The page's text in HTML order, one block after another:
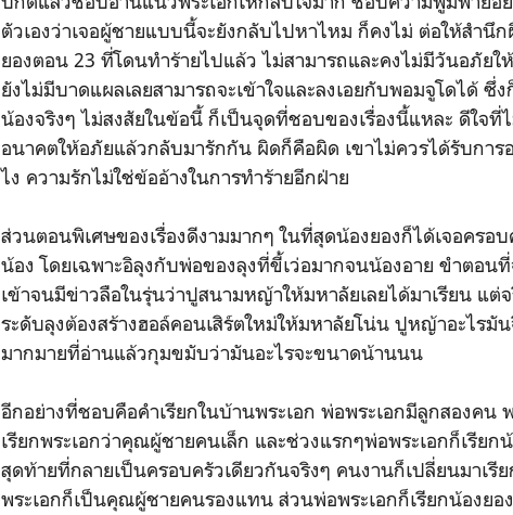
ตัวเองว่าเจอผู้ชายแบบนี้จะยังกลับไปหาไหม ก็คงไม่ ต่อให้สำนึ
ยองตอน 23 ที่โดนทำร้ายไปแล้ว ไม่สามารถและคงไม่มีวันอภัย
ยังไม่มีบาดแผลเลยสามารถจะเข้าใจและลงเอยกับพอมจูโดได้ ซึ่
น้องจริงๆ ไม่สงสัยในข้อนี้ ก็เป็นจุดที่ชอบของเรื่องนี้แหละ ดีใจที่
อนาคตให้อภัยแล้วกลับมารักกัน ผิดก็คือผิด เขาไม่ควรได้รับการ
ไง ความรักไม่ใช่ข้ออ้างในการทำร้ายอีกฝ่าย
ส่วนตอนพิเศษของเรื่องดีงามมากๆ ในที่สุดน้องยองก็ได้เจอครอ
น้อง โดยเฉพาะอิลุงกับพ่อของลุงที่ขี้เว่อมากจนน้องอาย ขำตอน
เข้าจนมีข่าวลือในรุ่นว่าปูสนามหญ้าให้มหาลัยเลยได้มาเรียน แต่
ระดับลุงต้องสร้างฮอล์คอนเสิร์ตใหม่ให้มหาลัยโน่น ปูหญ้าอะไรมั
มากมายที่อ่านแล้วกุมขมับว่ามันอะไรจะขนาดน้านนน
อีกอย่างที่ชอบคือคำเรียกในบ้านพระเอก พ่อพระเอกมีลูกสองคน
เรียกพระเอกว่าคุณผู้ชายคนเล็ก และช่วงแรกๆพ่อพระเอกก็เรีย
สุดท้ายที่กลายเป็นครอบครัวเดียวกันจริงๆ คนงานก็เปลี่ยนมาเ
พระเอกก็เป็นคุณผู้ชายคนรองแทน ส่วนพ่อพระเอกก็เรียกน้องยอ